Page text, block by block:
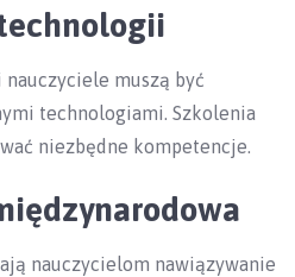
muszą być
technologiami. Szkolenia
niezbędne kompetencje.
nauczycielom nawiązywanie